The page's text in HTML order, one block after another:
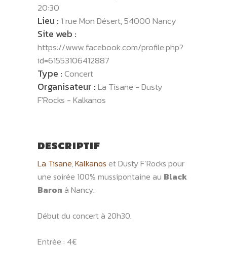
20:30
Lieu : 1 rue Mon Désert, 54000 Nancy
Site web :
https://www.facebook.com/profile.php?
id=61553106412887
Type :Concert
Organisateur :La Tisane - Dusty
F'Rocks - Kalkanos
DESCRIPTIF
La Tisane,Kalkanos et Dusty F’Rocks pour
une soirée 100% mussipontaine au Black
Baron à Nancy.
Début du concert à 20h30.
Entrée : 4€